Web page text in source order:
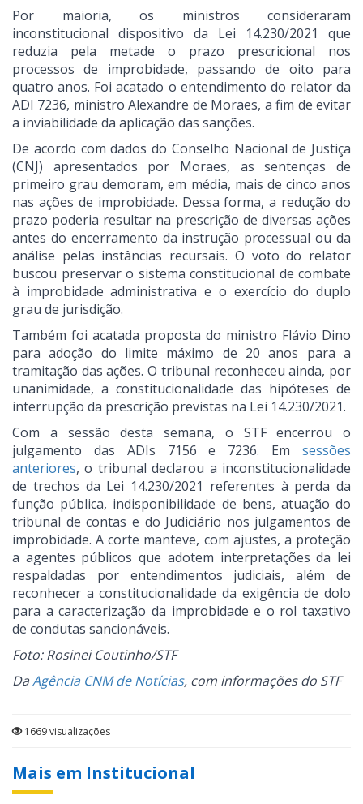
Por maioria, os ministros consideraram
inconstitucional dispositivo da Lei 14.230/2021 que
reduzia pela metade o prazo prescricional nos
processos de improbidade, passando de oito para
quatro anos. Foi acatado o entendimento do relator da
ADI 7236, ministro Alexandre de Moraes, a fim de evitar
a inviabilidade da aplicação das sanções.
De acordo com dados do Conselho Nacional de Justiça
(CNJ) apresentados por Moraes, as sentenças de
primeiro grau demoram, em média, mais de cinco anos
nas ações de improbidade. Dessa forma, a redução do
prazo poderia resultar na prescrição de diversas ações
antes do encerramento da instrução processual ou da
análise pelas instâncias recursais. O voto do relator
buscou preservar o sistema constitucional de combate
à improbidade administrativa e o exercício do duplo
grau de jurisdição.
Também foi acatada proposta do ministro Flávio Dino
para adoção do limite máximo de 20 anos para a
tramitação das ações. O tribunal reconheceu ainda, por
unanimidade, a constitucionalidade das hipóteses de
interrupção da prescrição previstas na Lei 14.230/2021.
Com a sessão desta semana, o STF encerrou o
julgamento das ADIs 7156 e 7236. Em sessões
anteriores, o tribunal declarou a inconstitucionalidade
de trechos da Lei 14.230/2021 referentes à perda da
função pública, indisponibilidade de bens, atuação do
tribunal de contas e do Judiciário nos julgamentos de
improbidade. A corte manteve, com ajustes, a proteção
a agentes públicos que adotem interpretações da lei
respaldadas por entendimentos judiciais, além de
reconhecer a constitucionalidade da exigência de dolo
para a caracterização da improbidade e o rol taxativo
de condutas sancionáveis.
Foto: Rosinei Coutinho/STF
DaAgência CNM de Notícias, com informações do STF
1669 visualizações
Mais em Institucional